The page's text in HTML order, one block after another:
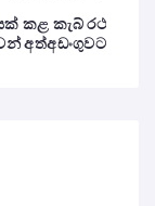
කළ කැබ් රථ
අත්අඩංගුවට